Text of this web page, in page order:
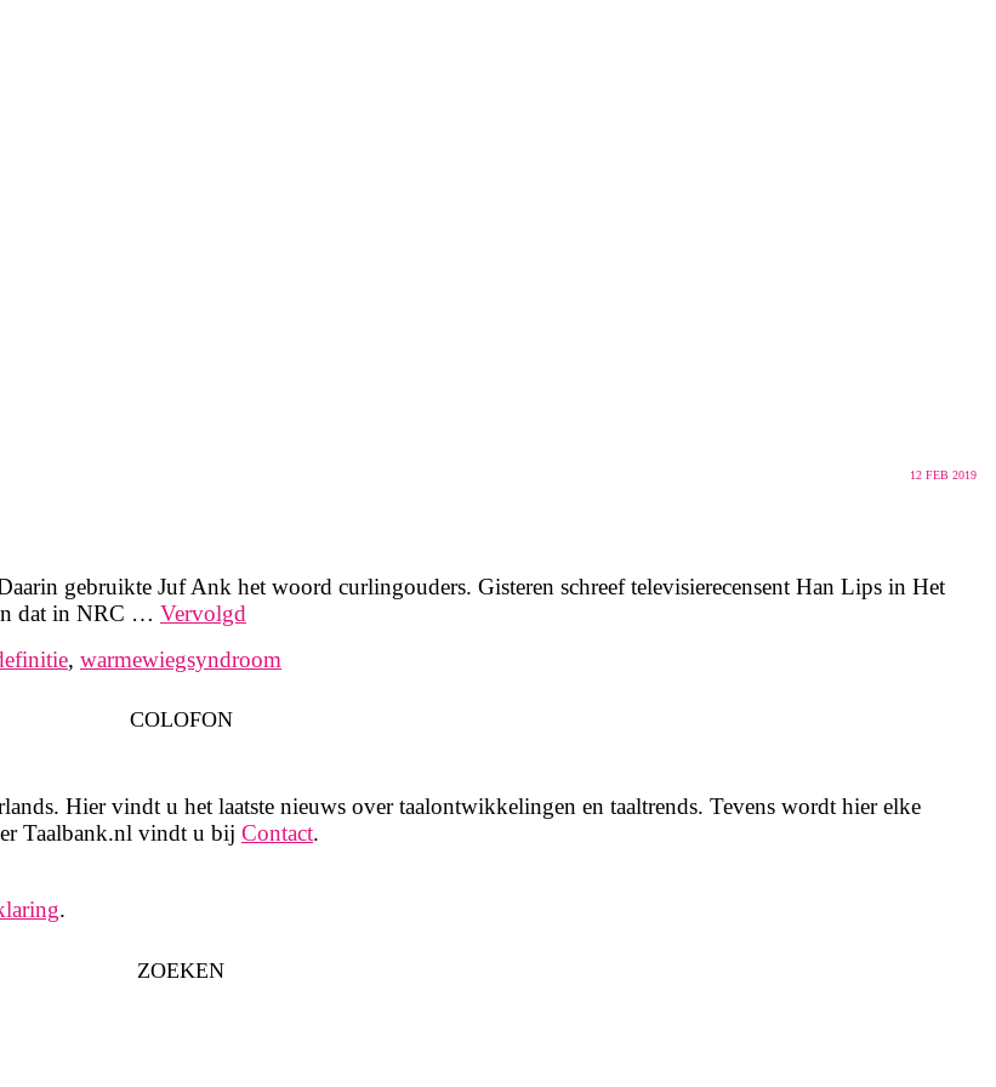
12 FEB 2019
gebruikte Juf Ank het woord curlingouders. Gisteren schreef televisierecensent Han Lips in Het
dat in NRC … Vervolgd
, warmewiegsyndroom
COLOFON
Hier vindt u het laatste nieuws over taalontwikkelingen en taaltrends. Tevens wordt hier elke
Taalbank.nl vindt u bij Contact.
.
ZOEKEN